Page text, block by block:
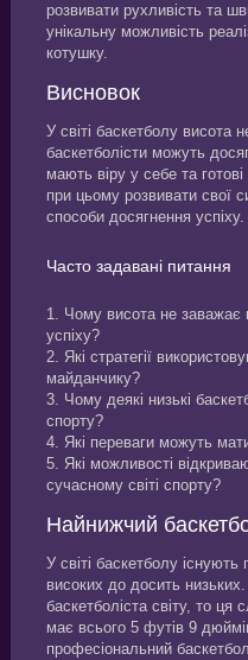
розвивати рухливість та
унікальну можливість
котушку.
Висновок
У світі баскетболу висота
баскетболісти можуть
мають віру у себе та
при цьому розвивати свої
способи досягнення успіху.
Часто задавані питання
1. Чому висота не заважає
успіху?
2. Які стратегії
майданчику?
3. Чому деякі низькі
спорту?
4. Які переваги можуть
5. Які можливості
сучасному світі спорту?
Найнижчий
У світі баскетболу існують
високих до досить
баскетболіста світу, то
має всього 5 футів 9
професіональний